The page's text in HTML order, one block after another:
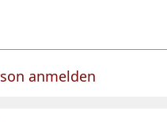
eine Person angelegt.
anmelden